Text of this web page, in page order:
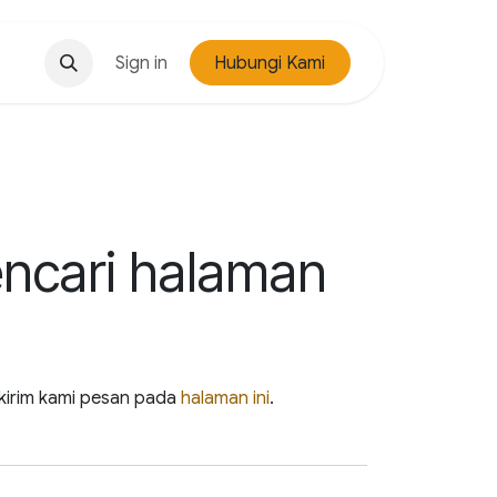
Sign in Hubungi Kami
halaman
kami pesan pada halaman ini.